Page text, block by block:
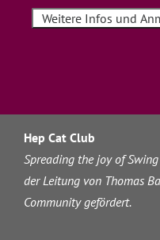
Weitere Infos und
Hep Cat Club
Spreading the joy of
der Leitung von Thomas
Community gefördert.